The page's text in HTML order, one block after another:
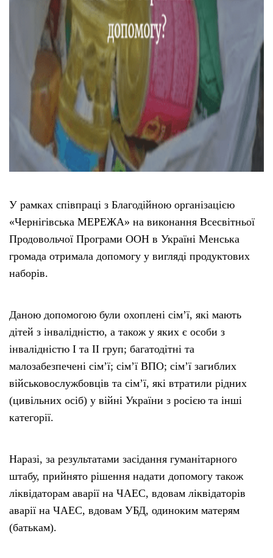
У рамках співпраці з Благодійною організацією
«Чернігівська МЕРЕЖА» на виконання Всесвітньої
Продовольчої Програми ООН в Україні Менська
громада отримала допомогу у вигляді продуктових
наборів.
Даною допомогою були охоплені сім’ї, які мають
дітей з інвалідністю, а також у яких є особи з
інвалідністю І та ІІ груп; багатодітні та
малозабезпечені сім’ї; сім’ї ВПО; сім’ї загиблих
військовослужбовців та сім’ї, які втратили рідних
(цивільних осіб) у війні України з росією та інші
категорії.
Наразі, за результатами засідання гуманітарного
штабу, прийнято рішення надати допомогу також
ліквідаторам аварії на ЧАЕС, вдовам ліквідаторів
аварії на ЧАЕС, вдовам УБД, одиноким матерям
(батькам).